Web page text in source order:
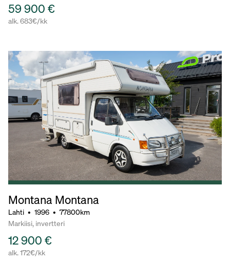
59 900 €
alk. 683€/kk
Montana Montana
Lahti • 1996 • 77800km
Markiisi, invertteri
12 900 €
alk. 172€/kk